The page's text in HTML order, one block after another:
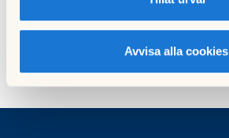
Avvisa alla cookies